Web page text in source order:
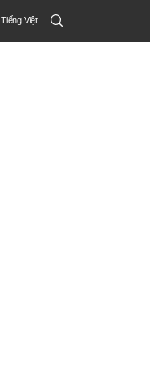
Tiếng Việt Search
Submit